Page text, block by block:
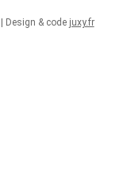
Design & code juxy.fr